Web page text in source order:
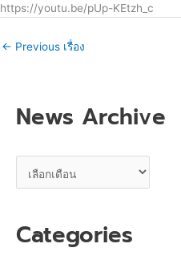
https://youtu.be/pUp-KEtzh_c
← Previous เรื่อง
News Archive
Categories